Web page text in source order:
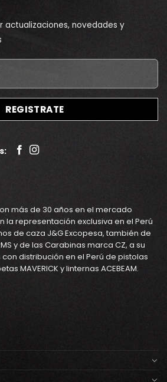
actualizaciones, novedades y
más de 30 años en el mercado
la representación exclusiva en el Perú
de caza J&G Excopesa, también de
y de las Carabinas marca CZ, a su
distribución en el Perú de pistolas
MAVERICK y linternas ACEBEAM.